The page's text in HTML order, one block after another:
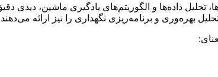
تحلیل داده‌ها و الگوریتم‌های یادگیری ماشین، دیدی
بهره‌وری و برنامه‌ریزی نگهداری را نیز ارائه